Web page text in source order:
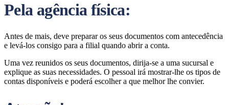
Pela agência física:
Antes de mais, deve preparar os seus documentos com antecedência
e levá-los consigo para a filial quando abrir a conta.
Uma vez reunidos os seus documentos, dirija-se a uma sucursal e
explique as suas necessidades. O pessoal irá mostrar-lhe os tipos de
contas disponíveis e poderá escolher a que melhor lhe convier.